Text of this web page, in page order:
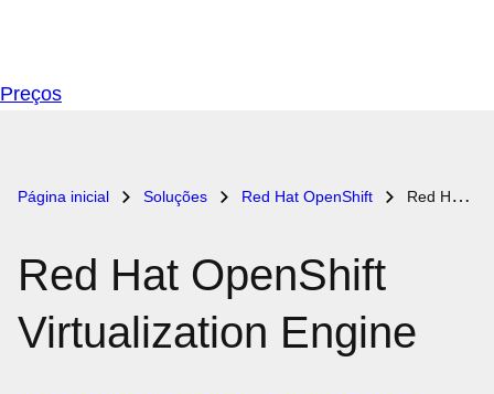
Preços
Página inicial Soluções Red Hat OpenShift Red Hat OpenShift Virtualization Engine
Red Hat OpenShift
Virtualization Engine